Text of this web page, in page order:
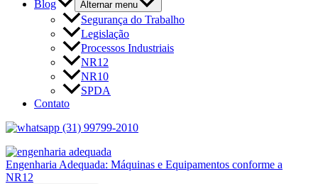
Blog
Alternar menu
Segurança do Trabalho
Legislação
Processos Industriais
NR12
NR10
SPDA
Contato
(31) 99799-2010
Engenharia Adequada: Máquinas e Equipamentos conforme a
NR12